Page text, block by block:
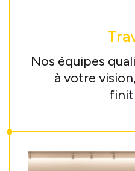
Nos équipes
à votre